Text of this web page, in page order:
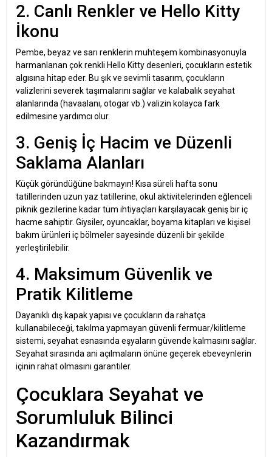
2. Canlı Renkler ve Hello Kitty
İkonu
Pembe, beyaz ve sarı renklerin muhteşem kombinasyonuyla
harmanlanan çok renkli Hello Kitty desenleri, çocukların estetik
algısına hitap eder. Bu şık ve sevimli tasarım, çocukların
valizlerini severek taşımalarını sağlar ve kalabalık seyahat
alanlarında (havaalanı, otogar vb.) valizin kolayca fark
edilmesine yardımcı olur.
3. Geniş İç Hacim ve Düzenli
Saklama Alanları
Küçük göründüğüne bakmayın! Kısa süreli hafta sonu
tatillerinden uzun yaz tatillerine, okul aktivitelerinden eğlenceli
piknik gezilerine kadar tüm ihtiyaçları karşılayacak geniş bir iç
hacme sahiptir. Giysiler, oyuncaklar, boyama kitapları ve kişisel
bakım ürünleri iç bölmeler sayesinde düzenli bir şekilde
yerleştirilebilir.
4. Maksimum Güvenlik ve
Pratik Kilitleme
Dayanıklı dış kapak yapısı ve çocukların da rahatça
kullanabileceği, takılma yapmayan güvenli fermuar/kilitleme
sistemi, seyahat esnasında eşyaların güvende kalmasını sağlar.
Seyahat sırasında ani açılmaların önüne geçerek ebeveynlerin
içinin rahat olmasını garantiler.
Çocuklara Seyahat ve
Sorumluluk Bilinci
Kazandırmak